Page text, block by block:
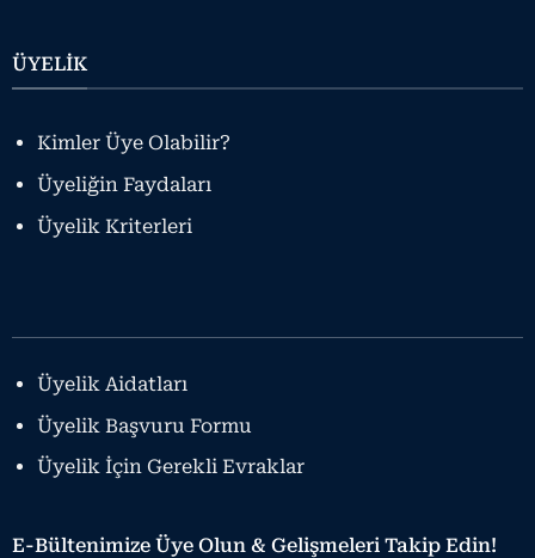
ÜYELİK
Kimler Üye Olabilir?
Üyeliğin Faydaları
Üyelik Kriterleri
Üyelik Aidatları
Üyelik Başvuru Formu
Üyelik İçin Gerekli Evraklar
E-Bültenimize Üye Olun & Gelişmeleri Takip Edin!